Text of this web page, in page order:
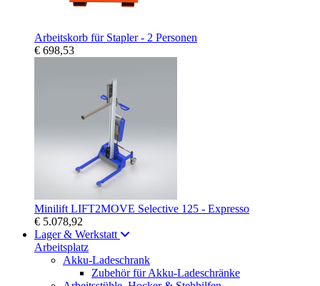
Arbeitskorb für Stapler - 2 Personen
€ 698,53
Minilift LIFT2MOVE Selective 125 - Expresso
€ 5.078,92
Lager & Werkstatt
Arbeitsplatz
Akku-Ladeschrank
Zubehör für Akku-Ladeschränke